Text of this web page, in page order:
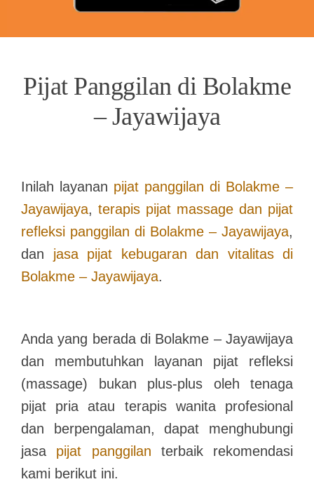
Pijat Panggilan di Bolakme
– Jayawijaya
Inilah layanan pijat panggilan di Bolakme –
Jayawijaya, terapis pijat massage dan pijat
refleksi panggilan di Bolakme – Jayawijaya,
dan jasa pijat kebugaran dan vitalitas di
Bolakme – Jayawijaya.
Anda yang berada di Bolakme – Jayawijaya
dan membutuhkan layanan pijat refleksi
(massage) bukan plus-plus oleh tenaga
pijat pria atau terapis wanita profesional
dan berpengalaman, dapat menghubungi
jasa pijat panggilan terbaik rekomendasi
kami berikut ini.